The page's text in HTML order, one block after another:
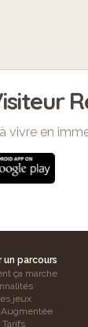
vivre en
un parcours
ça marche
jeux
Augmentée
Tarifs